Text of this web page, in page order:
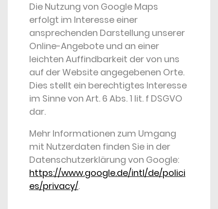
Die Nutzung von Google Maps
erfolgt im Interesse einer
ansprechenden Darstellung unserer
Online-Angebote und an einer
leichten Auffindbarkeit der von uns
auf der Website angegebenen Orte.
Dies stellt ein berechtigtes Interesse
im Sinne von Art. 6 Abs. 1 lit. f DSGVO
dar.
Mehr Informationen zum Umgang
mit Nutzerdaten finden Sie in der
Datenschutzerklärung von Google:
https://www.google.de/intl/de/polici
es/privacy/.